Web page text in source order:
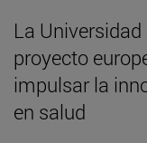
La
proyecto
impulsar la
en salud